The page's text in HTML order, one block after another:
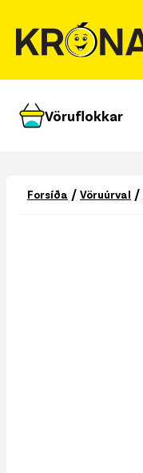
Vöruflokkar
Forsíða / Vöruúrval /